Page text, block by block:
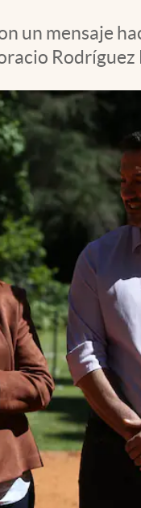
un mensaje